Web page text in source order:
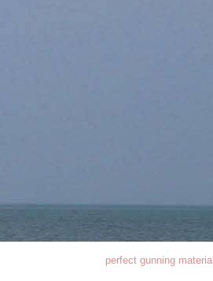
perfect gunning material